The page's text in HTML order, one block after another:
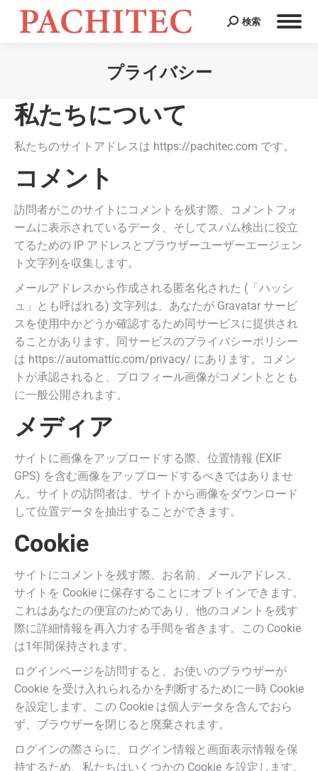
Search:
検索
プライバシー
私たちについて
私たちのサイトアドレスは https://pachitec.com です。
コメント
訪問者がこのサイトにコメントを残す際、コメントフォ
ームに表示されているデータ、そしてスパム検出に役立
てるための IP アドレスとブラウザーユーザーエージェン
ト文字列を収集します。
メールアドレスから作成される匿名化された (「ハッシ
ュ」とも呼ばれる) 文字列は、あなたが Gravatar サービ
スを使用中かどうか確認するため同サービスに提供され
ることがあります。同サービスのプライバシーポリシー
は https://automattic.com/privacy/ にあります。コメン
トが承認されると、プロフィール画像がコメントととも
に一般公開されます。
メディア
サイトに画像をアップロードする際、位置情報 (EXIF
GPS) を含む画像をアップロードするべきではありませ
ん。サイトの訪問者は、サイトから画像をダウンロード
して位置データを抽出することができます。
Cookie
サイトにコメントを残す際、お名前、メールアドレス、
サイトを Cookie に保存することにオプトインできます。
これはあなたの便宜のためであり、他のコメントを残す
際に詳細情報を再入力する手間を省きます。この Cookie
は1年間保持されます。
ログインページを訪問すると、お使いのブラウザーが
Cookie を受け入れられるかを判断するために一時 Cookie
を設定します。この Cookie は個人データを含んでおら
ず、ブラウザーを閉じると廃棄されます。
ログインの際さらに、ログイン情報と画面表示情報を保
持するため、私たちはいくつかの Cookie を設定します。